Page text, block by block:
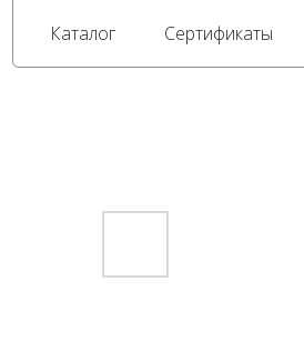
Каталог Сертификаты